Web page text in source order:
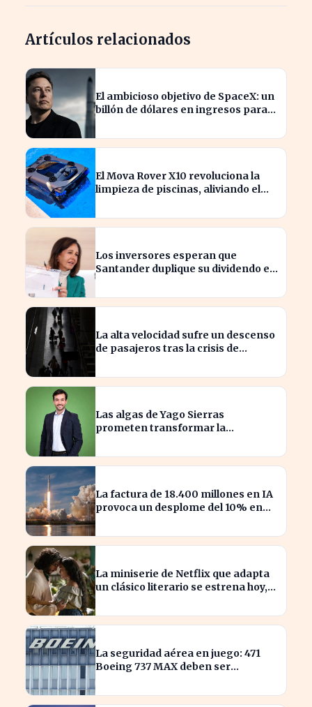
Artículos relacionados
El ambicioso objetivo de SpaceX: un
billón de dólares en ingresos para
El Mova Rover X10 revoluciona la
limpieza de piscinas, aliviando el
Los inversores esperan que
Santander duplique su dividendo en
La alta velocidad sufre un descenso
de pasajeros tras la crisis de
Las algas de Yago Sierras
prometen transformar la
sostenibles
La factura de 18.400 millones en IA
provoca un desplome del 10% en
La miniserie de Netflix que adapta
un clásico literario se estrena hoy,
La seguridad aérea en juego: 471
Boeing 737 MAX deben ser